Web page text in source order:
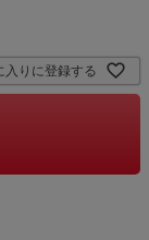
入りに登録する